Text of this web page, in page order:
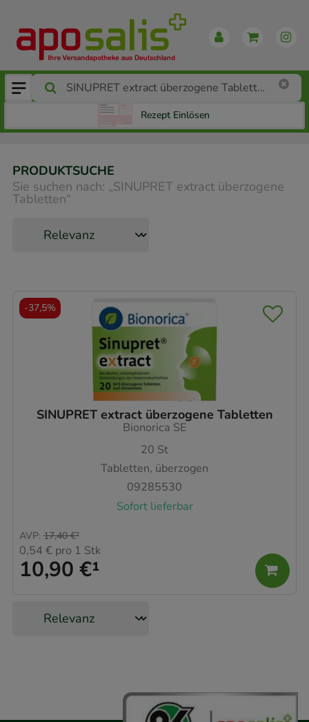
Rezept Einlösen
PRODUKTSUCHE
Sie suchen nach: „SINUPRET extract überzogene
Tabletten“
SINUPRET extract überzogene Tabletten
Bionorica SE
20 St
Tabletten, überzogen
09285530
Sofort lieferbar
10,90 €¹
AVP: 17,40 €²
0,54 € pro 1 Stk
-37,5%